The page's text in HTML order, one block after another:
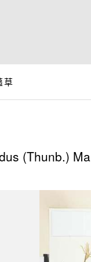
草
(Thunb.)